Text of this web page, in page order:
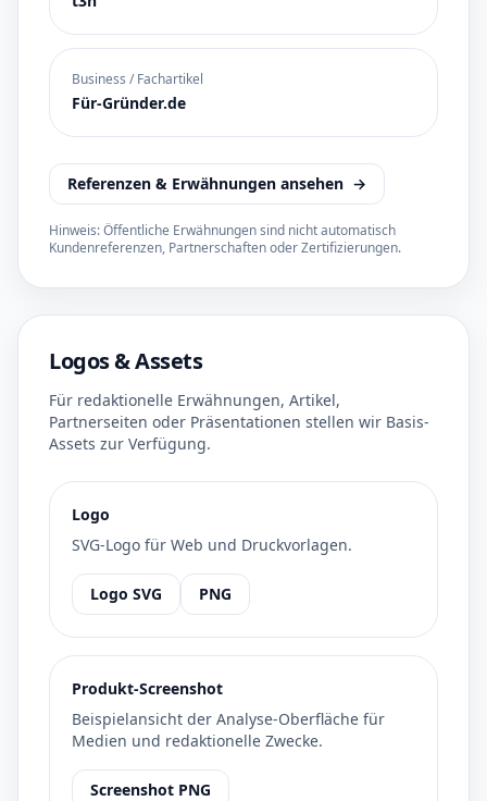
Business / Fachartikel
Für-Gründer.de
Referenzen & Erwähnungen ansehen →
Hinweis: Öffentliche Erwähnungen sind nicht automatisch
Kundenreferenzen, Partnerschaften oder Zertifizierungen.
Logos & Assets
Für redaktionelle Erwähnungen, Artikel,
Partnerseiten oder Präsentationen stellen wir Basis-
Assets zur Verfügung.
Logo
SVG-Logo für Web und Druckvorlagen.
Logo SVG PNG
Produkt-Screenshot
Beispielansicht der Analyse-Oberfläche für
Medien und redaktionelle Zwecke.
Screenshot PNG